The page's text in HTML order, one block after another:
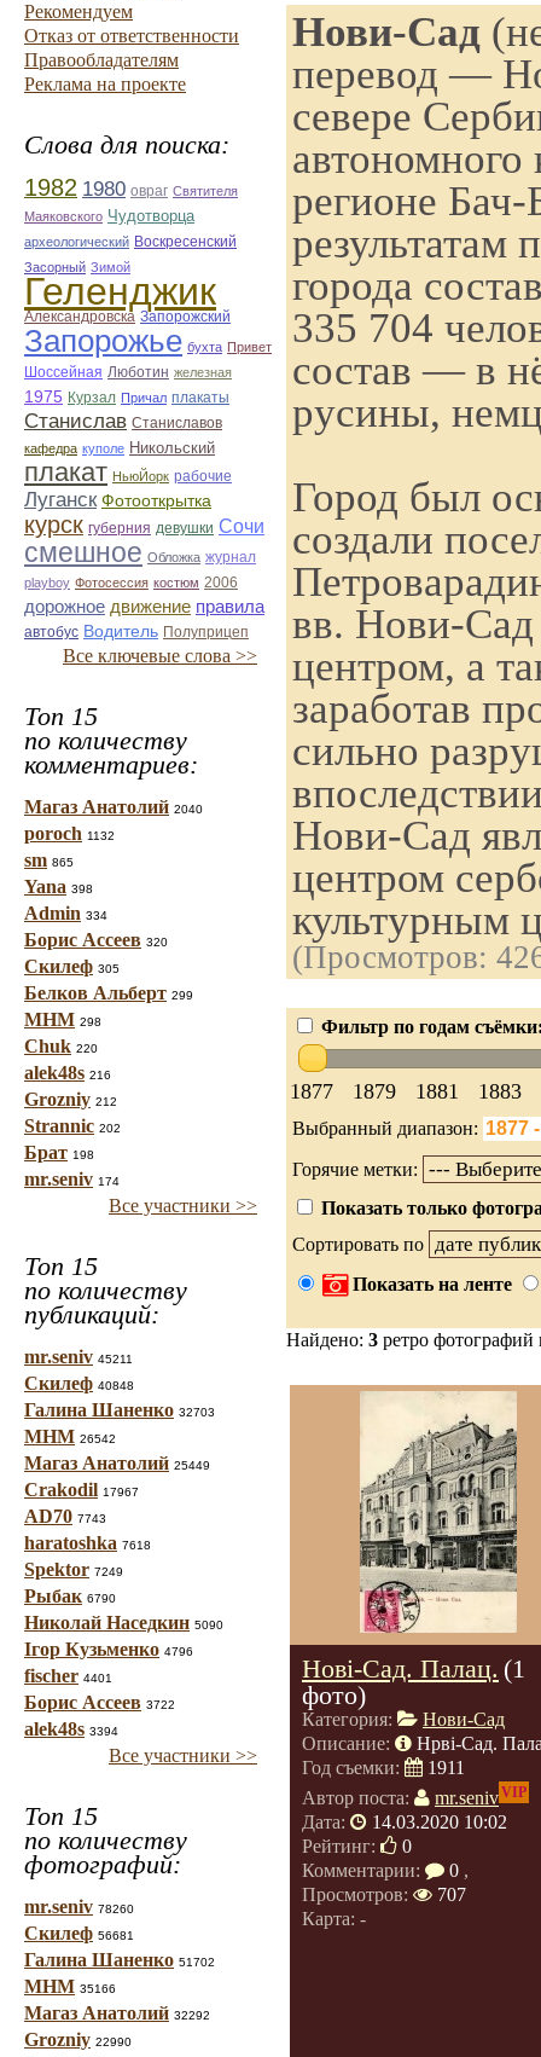
Рекомендуем
Отказ от ответственности
Правообладателям
Реклама на проекте
Слова для поиска:
1982 1980 овраг Святителя
Маяковского Чудотворца
археологический Воскресенский
Засорный Зимой
Геленджик
Александровска Запорожский
Запорожье бухта Привет
Шоссейная Люботин железная
1975 Курзал Причал плакаты
Станислав Станиславов
кафедра куполе Никольский
плакат НьюЙорк рабочие
Луганск Фотооткрытка
курск губерния девушки Сочи
смешное Обложка журнал
playboy Фотосессия костюм 2006
дорожное движение правила
автобус Водитель Полуприцеп
Все ключевые слова >>
Топ 15
по количеству
комментариев:
Магаз Анатолий 2040
poroch 1132
sm 865
Yana 398
Admin 334
Борис Ассеев 320
Скилеф 305
Белков Альберт 299
МНМ 298
Chuk 220
alek48s 216
Grozniy 212
Strannic 202
Брат 198
mr.seniv 174
Все участники >>
Топ 15
по количеству
публикаций:
mr.seniv 45211
Скилеф 40848
Галина Шаненко 32703
МНМ 26542
Магаз Анатолий 25449
Crakodil 17967
AD70 7743
haratoshka 7618
Spektor 7249
Рыбак 6790
Николай Наседкин 5090
Ігор Кузьменко 4796
fischer 4401
Борис Ассеев 3722
alek48s 3394
Все участники >>
Топ 15
по количеству
фотографий:
mr.seniv 78260
Скилеф 56681
Галина Шаненко 51702
МНМ 35166
Магаз Анатолий 32292
Grozniy 22990
Нови-Сад
перевод —
севере
регионе
результатам
города
335 704
состав — в
русины,
Город был
создали
вв. Нови-
центром, а
заработав
сильно
Нови-Сад
центром
культурным
(Просмотров:
Фильтр по годам
1877 1879 1881 1883
Выбранный диапазон:
Горячие метки:
Показать только
Сортировать по
Показать на ленте
Найдено: 3 ретро
Нові-Сад. Палац. (1
фото)
Категория:
Нови-Сад
Описание:
Нрві-Сад.
Год съемки:
1911
Автор поста:
mr.senivVIP
Дата:
14.03.2020 10:02
Рейтинг:
0
Комментарии:
0 ,
Просмотров:
707
Карта: -